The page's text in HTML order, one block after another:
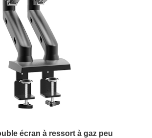
écran à ressort à gaz peu